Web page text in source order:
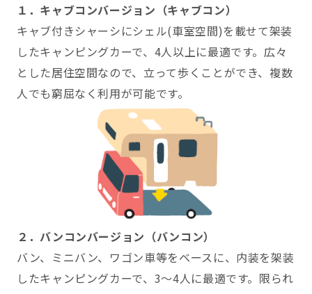
１．キャブコンバージョン（キャブコン）
キャブ付きシャーシにシェル(車室空間)を載せて架装
したキャンピングカーで、4人以上に最適です。広々
とした居住空間なので、立って歩くことができ、複数
人でも窮屈なく利用が可能です。
２．バンコンバージョン（バンコン）
バン、ミニバン、ワゴン車等をベースに、内装を架装
したキャンピングカーで、3～4人に最適です。限られ